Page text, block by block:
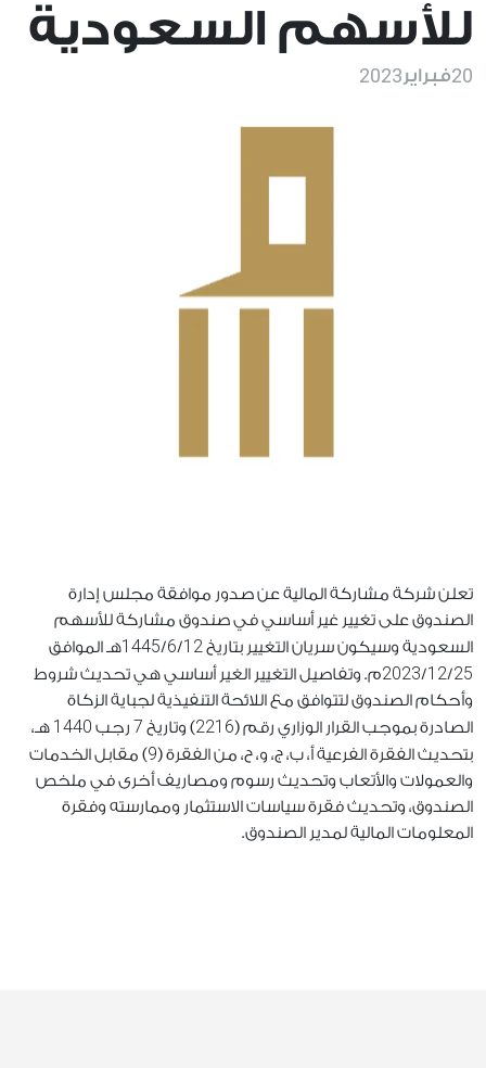
للأسهم السعودية
20فبراير 2023
تعلن شركة مشاركة المالية عن صدور موافقة مجلس إدارة
الصندوق على تغيير غير أساسي في صندوق مشاركة للأسهم
السعودية وسيكون سريان التغيير بتاريخ
1445/6/12 هـ الموافق
2023/12/25
م. وتفاصيل التغيير الغير أساسي هي تحديث شروط
وأحكام الصندوق لتتوافق مع اللائحة التنفيذية لجباية الزكاة
الصادرة بموجب القرار الوزاري رقم (2216) وتاريخ 7 رجب 1440 هـ،
بتحديث الفقرة الفرعية أ، ب، ج، و، ح، من الفقرة (9) مقابل الخدمات
والعمولات والأتعاب وتحديث رسوم ومصاريف أخرى في ملخص
الصندوق، وتحديث فقرة سياسات الاستثمار وممارسته وفقرة
المعلومات المالية لمدير الصندوق.